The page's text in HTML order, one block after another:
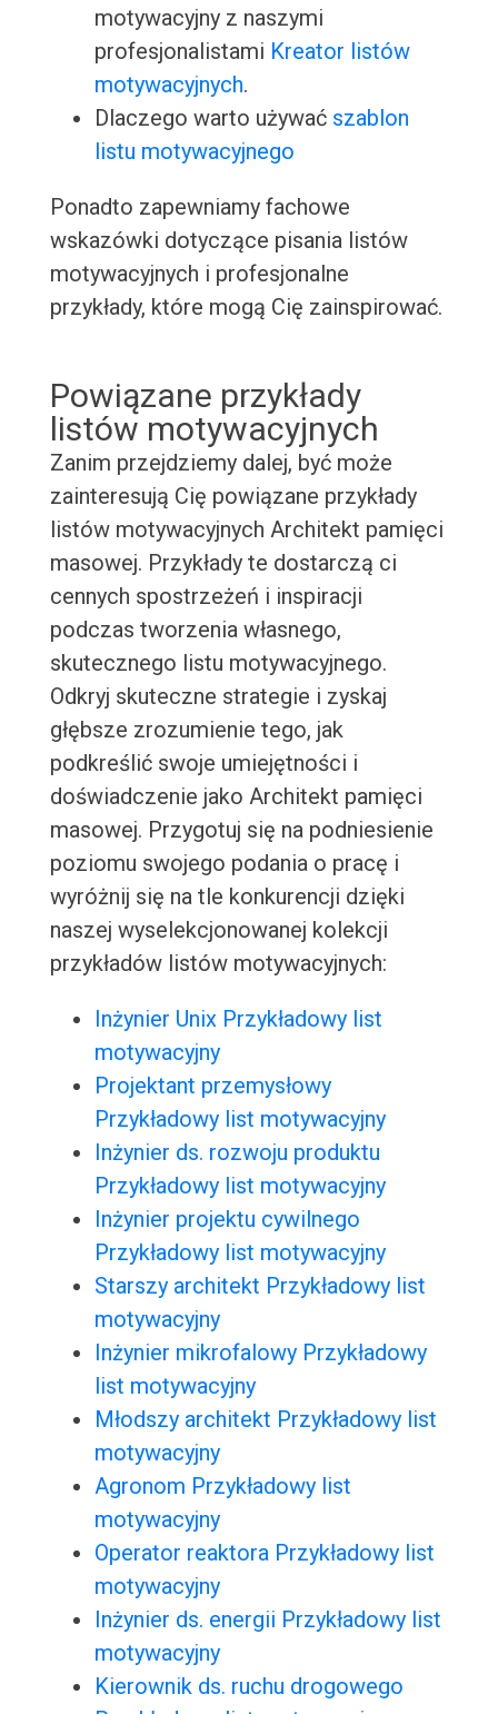
motywacyjny z naszymi
profesjonalistami Kreator listów
motywacyjnych.
Dlaczego warto używać szablon
listu motywacyjnego
Ponadto zapewniamy fachowe
wskazówki dotyczące pisania listów
motywacyjnych i profesjonalne
przykłady, które mogą Cię zainspirować.
Powiązane przykłady
listów motywacyjnych
Zanim przejdziemy dalej, być może
zainteresują Cię powiązane przykłady
listów motywacyjnych Architekt pamięci
masowej. Przykłady te dostarczą ci
cennych spostrzeżeń i inspiracji
podczas tworzenia własnego,
skutecznego listu motywacyjnego.
Odkryj skuteczne strategie i zyskaj
głębsze zrozumienie tego, jak
podkreślić swoje umiejętności i
doświadczenie jako Architekt pamięci
masowej. Przygotuj się na podniesienie
poziomu swojego podania o pracę i
wyróżnij się na tle konkurencji dzięki
naszej wyselekcjonowanej kolekcji
przykładów listów motywacyjnych:
Inżynier Unix Przykładowy list
motywacyjny
Projektant przemysłowy
Przykładowy list motywacyjny
Inżynier ds. rozwoju produktu
Przykładowy list motywacyjny
Inżynier projektu cywilnego
Przykładowy list motywacyjny
Starszy architekt Przykładowy list
motywacyjny
Inżynier mikrofalowy Przykładowy
list motywacyjny
Młodszy architekt Przykładowy list
motywacyjny
Agronom Przykładowy list
motywacyjny
Operator reaktora Przykładowy list
motywacyjny
Inżynier ds. energii Przykładowy list
motywacyjny
Kierownik ds. ruchu drogowego